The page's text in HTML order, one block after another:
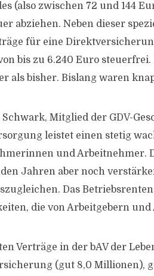
(also zwischen 72 und 144
abziehen. Neben dieser
für eine
bis zu 6.240 Euro
als bisher. Bislang waren
Schwark, Mitglied der GDV-
leistet einen stetig
und Arbeitnehmer.
Jahren aber noch
Das
die von Arbeitgebern
Verträge in der bAV der
(gut 8,0 Millionen),